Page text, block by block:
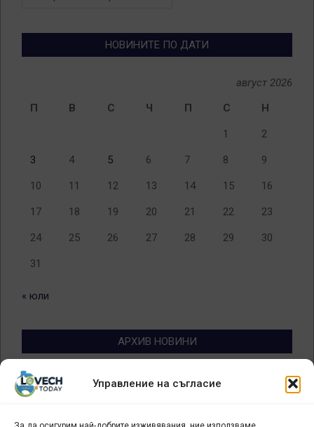
Управление на съгласие
НОВИНИТЕ ПО ДАТИ
август 2026
П
В С Ч П С Н
1 2
3 4 5 6 7 8 9
10 11 12 13 14 15 16
17 18 19 20 21 22 23
24 25 26 27 28 29 30
31
« юли
АРХИВ НОВИНИ
Архив
новини